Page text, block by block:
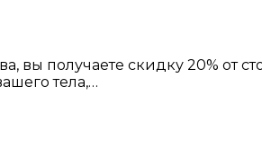
вы получаете скидку 20% от
тела,…